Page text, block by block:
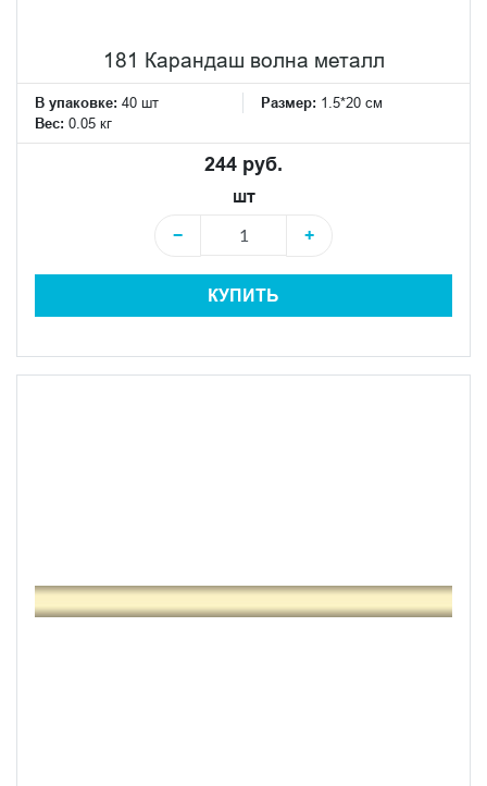
181 Карандаш волна металл
В упаковке: 40 шт Размер: 1.5*20 см
Вес: 0.05 кг
244 руб.
шт
−
+
КУПИТЬ